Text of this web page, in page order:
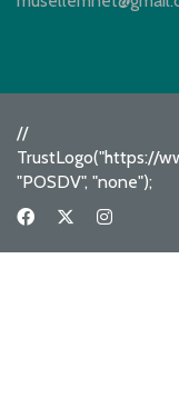
//
TrustLogo("https://
"POSDV", "none");